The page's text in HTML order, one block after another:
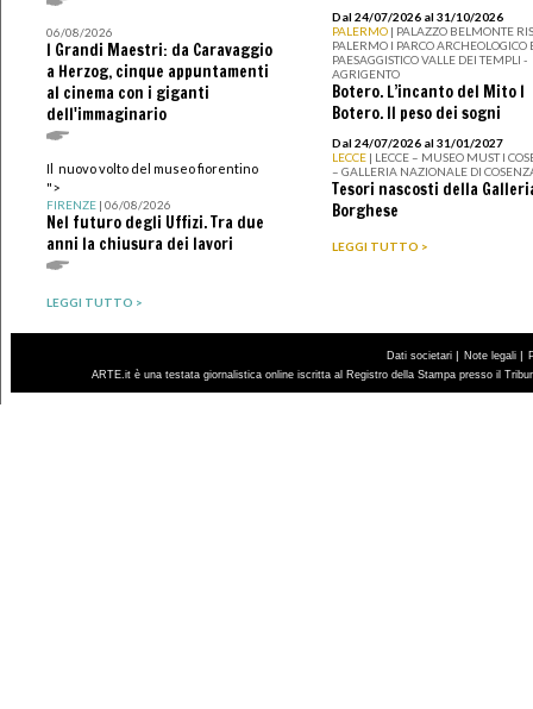
06/08/2026
I Grandi Maestri: da Caravaggio
a Herzog, cinque appuntamenti
al cinema con i giganti
dell'immaginario
Il nuovo volto del museo fiorentino
">
FIRENZE| 06/08/2026
Nel futuro degli Uffizi. Tra due
anni la chiusura dei lavori
LEGGI TUTTO >
Dal 24/07/2026 al 31/10/2026
PALERMO | PALAZZO BELMONTE
PALERMO I PARCO ARCHEOLOGICO
PAESAGGISTICO VALLE DEI TEMPLI -
AGRIGENTO
Botero. L’incanto del Mito I
Botero. Il peso dei sogni
Dal 24/07/2026 al 31/01/2027
LECCE | LECCE – MUSEO MUST I
– GALLERIA NAZIONALE DI
Tesori nascosti della
Borghese
LEGGI TUTTO >
Dati societari | Note legali |
ARTE.it è una testata giornalistica online iscritta al Registro della Stampa presso il